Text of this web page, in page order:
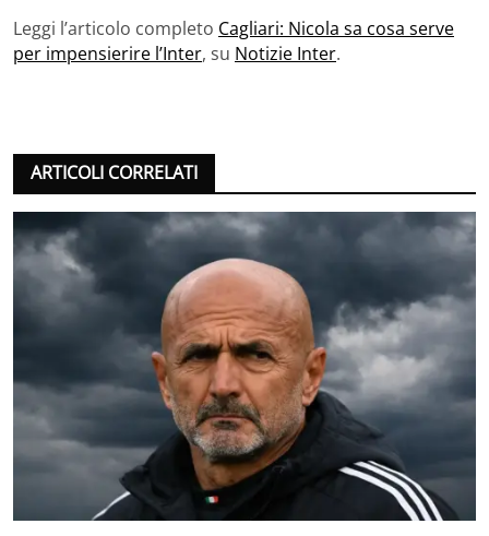
Leggi l’articolo completo Cagliari: Nicola sa cosa serve
per impensierire l’Inter, su Notizie Inter.
ARTICOLI CORRELATI